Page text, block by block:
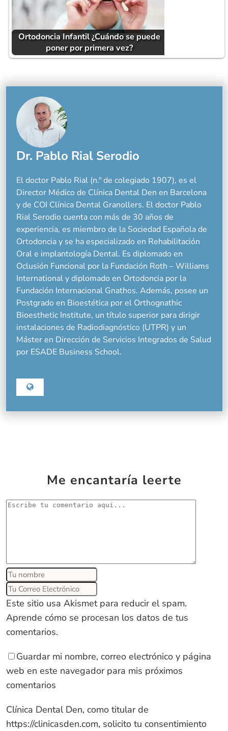
Ortodoncia Infantil ¿Cuándo se puede
poner por primera vez?
Dr. Pablo Rial Serodio
El doctor Pablo Rial (n.º de colegiado 1907), es el
Director Médico de Clínica Dental Den en Barcelona
y de COI Clínica Dental Granollers. El doctor Pablo
Rial Serodio cuenta con más de 30 años de
experiencia, es miembro de la Sociedad Española de
Ortodoncia y se ha especializado en Rehabilitación
Oral e implantología Dental. Es diplomado en
Oclusión Funcional por la Fundación Roth – Williams
International y diplomado en Ortodoncia por la
Fundación Internacional Gnathos. Además, posee un
Postgrado en Bioestética por el Orthognathic
Bioesthetic Institute, un título superior para dirigir
instalaciones de Radiodiagnóstico (UTPR) y un
Máster en Dirección de Servicios Integrados de Salud
por ESADE Business School.
Me encantaría leerte
Este sitio usa Akismet para reducir el spam.
Aprende cómo se procesan los datos de tus
comentarios.
Guardar mi nombre, correo electrónico y página
web en este navegador para mis próximos
comentarios
Clínica Dental Den, como titular de
https://clinicasden.com, solicito tu consentimiento